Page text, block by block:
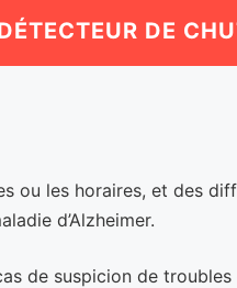
DE
ou les horaires, et des
d’Alzheimer.
de suspicion de troubles